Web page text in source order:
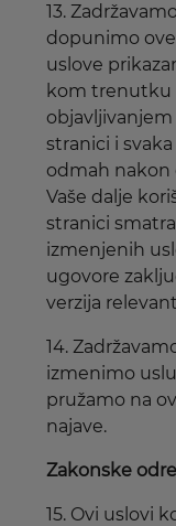
13.
dopunimo
uslove
kom trenutku
stranici i
odmah nakon
Vaše dalje
stranici
izmenjenih
ugovore
verzija
14.
izmenimo
pružamo na
najave.
Zakonske
15. Ovi uslovi